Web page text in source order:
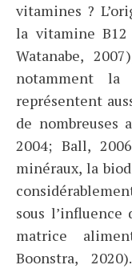
vitamines ?
la vitamine
Watanabe,
notamment
représentent
de nombreuses
2004; Ball,
minéraux, la
sous
matrice
Boonstra,